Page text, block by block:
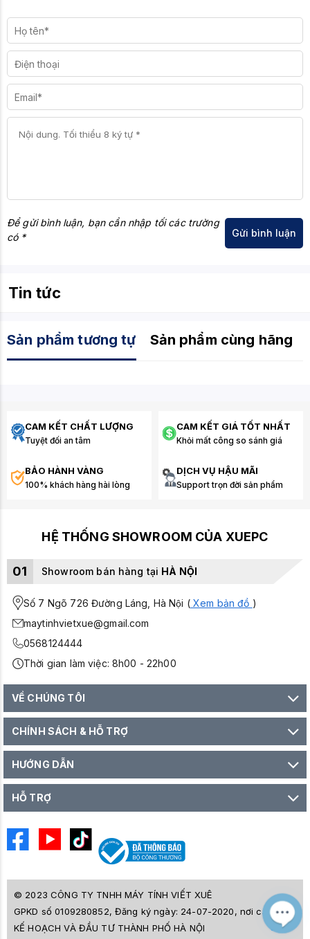
Để gửi bình luận, bạn cần nhập tối các trường
có *
Tin tức
Sản phẩm tương tự Sản phẩm cùng hãng
CAM KẾT CHẤT LƯỢNG
Tuyệt đối an tâm
CAM KẾT GIÁ TỐT NHẤT
Khỏi mất công so sánh giá
BẢO HÀNH VÀNG
100% khách hàng hài lòng
DỊCH VỤ HẬU MÃI
Support trọn đời sản phẩm
HỆ THỐNG SHOWROOM CỦA XUEPC
01 Showroom bán hàng tại HÀ NỘI
Số 7 Ngõ 726 Đường Láng, Hà Nội (Xem bản đồ )
maytinhvietxue@gmail.com
0568124444
Thời gian làm việc: 8h00 - 22h00
VỀ CHÚNG TÔI
CHÍNH SÁCH & HỖ TRỢ
HƯỚNG DẪN
HỖ TRỢ
© 2023 CÔNG TY TNHH MÁY TÍNH VIẾT XUÊ
GPKD số 0109280852, Đăng ký ngày: 24-07-2020, nơi cấp SỞ
KẾ HOẠCH VÀ ĐẦU TƯ THÀNH PHỐ HÀ NỘI